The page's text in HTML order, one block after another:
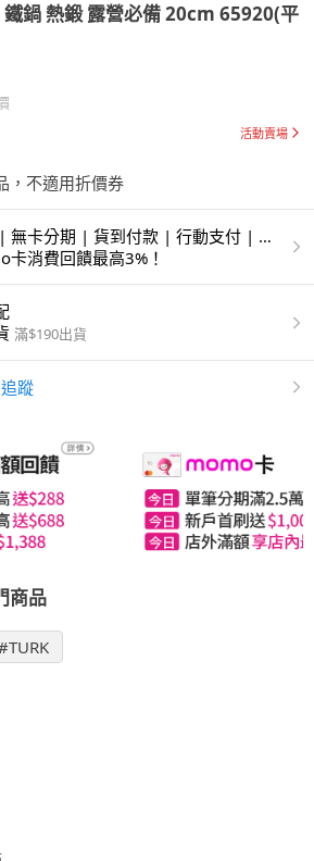
鐵鍋 熱鍛 露營必備 20cm 65920(平
活動賣場
，不適用折價券
無卡分期 | 貨到付款 | 行動支付 | 超
ATM | 銀聯卡
卡消費回饋最高3%！
滿$190出貨
追蹤
商品